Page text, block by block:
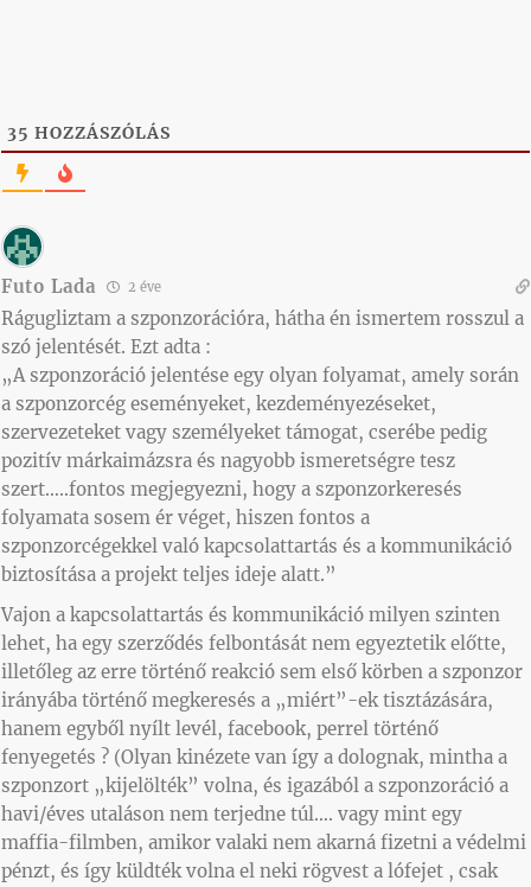
35 HOZZÁSZÓLÁS
Futo Lada 2 éve
Rágugliztam a szponzorációra, hátha én ismertem rosszul a
szó jelentését. Ezt adta :
„A szponzoráció jelentése egy olyan folyamat, amely során
a szponzorcég eseményeket, kezdeményezéseket,
szervezeteket vagy személyeket támogat, cserébe pedig
pozitív márkaimázsra és nagyobb ismeretségre tesz
szert…..fontos megjegyezni, hogy a szponzorkeresés
folyamata sosem ér véget, hiszen fontos a
szponzorcégekkel való kapcsolattartás és a kommunikáció
biztosítása a projekt teljes ideje alatt.”
Vajon a kapcsolattartás és kommunikáció milyen szinten
lehet, ha egy szerződés felbontását nem egyeztetik előtte,
illetőleg az erre történő reakció sem első körben a szponzor
irányába történő megkeresés a „miért”-ek tisztázására,
hanem egyből nyílt levél, facebook, perrel történő
fenyegetés ? (Olyan kinézete van így a dolognak, mintha a
szponzort „kijelölték” volna, és igazából a szponzoráció a
havi/éves utaláson nem terjedne túl…. vagy mint egy
maffia-filmben, amikor valaki nem akarná fizetni a védelmi
pénzt, és így küldték volna el neki rögvest a lófejet , csak